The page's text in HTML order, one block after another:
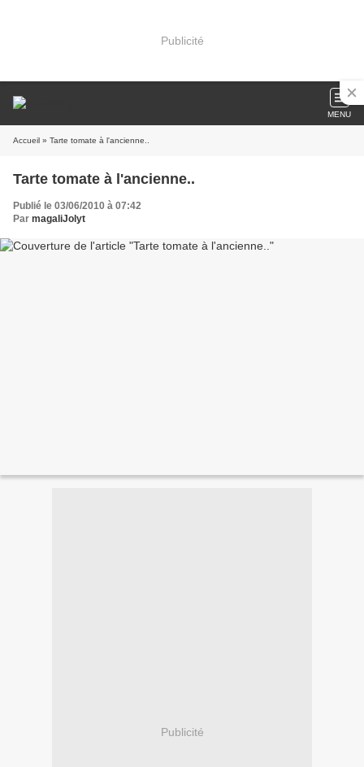
Publicité
MENU
Accueil » Tarte tomate à l'ancienne..
Tarte tomate à l'ancienne..
Publié le 03/06/2010 à 07:42
Par magaliJolyt
Publicité